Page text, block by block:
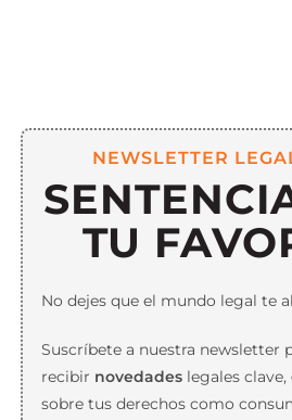
NEWSLETTER
TU
No dejes que el mundo legal te
Suscríbete a nuestra newsletter
recibir novedadeslegales clave,
sobre tus derechos como